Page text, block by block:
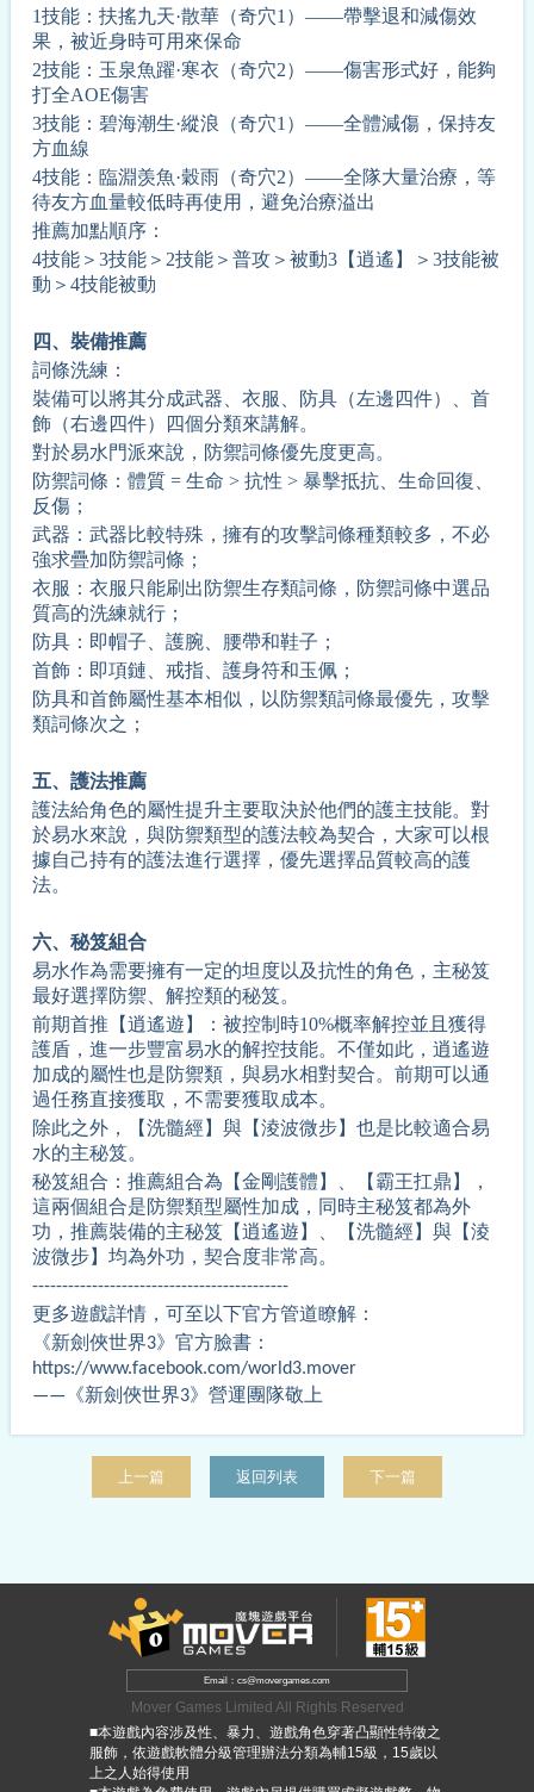
1技能：扶搖九天·散華（奇穴1）——帶擊退和減傷效
果，被近身時可用來保命
2技能：玉泉魚躍·寒衣（奇穴2）——傷害形式好，能夠
打全AOE傷害
3技能：碧海潮生·縱浪（奇穴1）——全體減傷，保持友
方血線
4技能：臨淵羡魚·穀雨（奇穴2）——全隊大量治療，等
待友方血量較低時再使用，避免治療溢出
推薦加點順序：
4技能＞3技能＞2技能＞普攻＞被動3【逍遙】＞3技能被
動＞4技能被動
四、 裝備推薦
詞條洗練：
裝備可以將其分成武器、衣服、防具（左邊四件）、首
飾（右邊四件）四個分類來講解。
對於易水門派來說，防禦詞條優先度更高。
防禦詞條：體質 = 生命 > 抗性 > 暴擊抵抗、生命回復、
反傷；
武器：武器比較特殊，擁有的攻擊詞條種類較多，不必
強求疊加防禦詞條；
衣服：衣服只能刷出防禦生存類詞條，防禦詞條中選品
質高的洗練就行；
防具：即帽子、護腕、腰帶和鞋子；
首飾：即項鏈、戒指、護身符和玉佩；
防具和首飾屬性基本相似，以防禦類詞條最優先，攻擊
類詞條次之；
五、護法推薦
護法給角色的屬性提升主要取決於他們的護主技能。對
於易水來說，與防禦類型的護法較為契合，大家可以根
據自己持有的護法進行選擇，優先選擇品質較高的護
法。
六、 秘笈組合
易水作為需要擁有一定的坦度以及抗性的角色，主秘笈
最好選擇防禦、解控類的秘笈。
前期首推【逍遙遊】：被控制時10%概率解控並且獲得
護盾，進一步豐富易水的解控技能。不僅如此，逍遙遊
加成的屬性也是防禦類，與易水相對契合。前期可以通
過任務直接獲取，不需要獲取成本。
除此之外，【洗髓經】與【淩波微步】也是比較適合易
水的主秘笈。
秘笈組合：推薦組合為【金剛護體】、【霸王扛鼎】，
這兩個組合是防禦類型屬性加成，同時主秘笈都為外
功，推薦裝備的主秘笈【逍遙遊】、【洗髓經】與【淩
波微步】均為外功，契合度非常高。
-------------------------------------------
更多遊戲詳情，可至以下官方管道瞭解：
《新劍俠世界3》官方臉書：
https://www.facebook.com/world3.mover
——《新劍俠世界3》營運團隊敬上
上一篇 返回列表 下一篇
Email：cs@movergames.com
Mover Games Limited All Rights Reserved
■本遊戲內容涉及性、暴力、遊戲角色穿著凸顯性特徵之
服飾，依遊戲軟體分級管理辦法分類為輔15級，15歲以
上之人始得使用